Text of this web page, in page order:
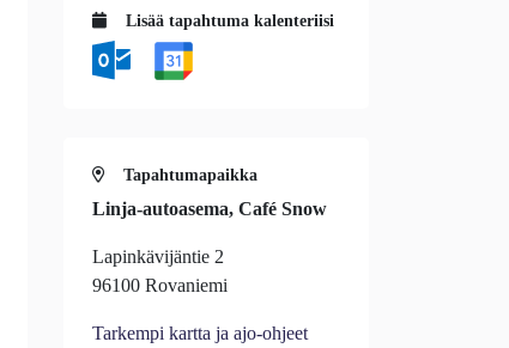
Lisää tapahtuma kalenteriisi
Tapahtumapaikka
Linja-autoasema, Café Snow
Lapinkävijäntie 2
96100 Rovaniemi
Tarkempi kartta ja ajo-ohjeet